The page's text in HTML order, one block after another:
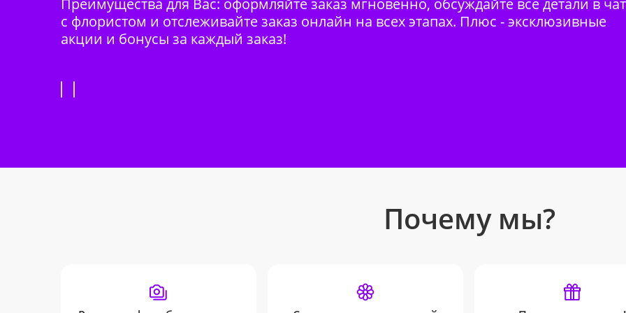
с флористом и отслеживайте заказ онлайн на всех этапах. Плюс - эксклюзивные
акции и бонусы за каждый заказ!
Почему мы?